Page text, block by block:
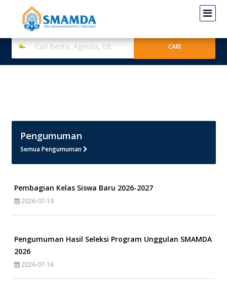
Pengumuman
Semua Pengumuman
Pembagian Kelas Siswa Baru 2026-2027
2026-07-19
Pengumuman Hasil Seleksi Program Unggulan SMAMDA
2026
2026-07-16